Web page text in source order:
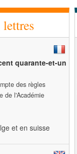
quarante-et-un
des règles
de l'Académie
et en suisse